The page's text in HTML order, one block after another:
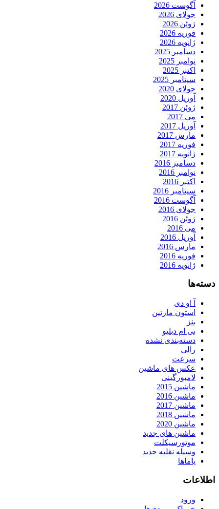
آگوست 2026
جولای 2026
ژوئن 2026
فوریه 2026
ژانویه 2026
دسامبر 2025
نوامبر 2025
اکتبر 2025
سپتامبر 2025
جولای 2020
آوریل 2020
ژوئن 2017
می 2017
آوریل 2017
مارس 2017
فوریه 2017
ژانویه 2017
دسامبر 2016
نوامبر 2016
اکتبر 2016
سپتامبر 2016
آگوست 2016
جولای 2016
ژوئن 2016
می 2016
آوریل 2016
مارس 2016
فوریه 2016
ژانویه 2016
دسته‌ها
آ او دی
استون مارتین
بنز
بی ام دبلیو
دسته‌بندی نشده
رالی
سرعت
عکس های ماشین
لامبورگینی
ماشین 2015
ماشین 2016
ماشین 2017
ماشین 2018
ماشین 2020
ماشین های جدید
موتورسیکلت
وسیله نقلیه جدید
یاماها
اطلاعات
ورود